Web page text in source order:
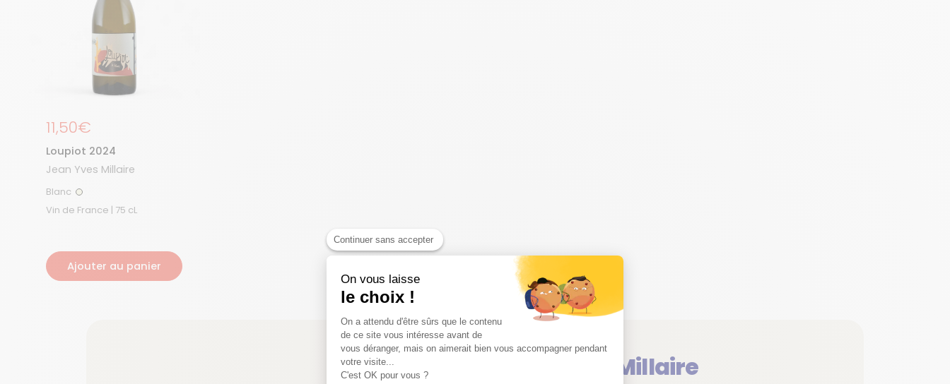
Continuer sans accepter
On vous laisse
le choix !
On a attendu d'être sûrs que le contenu
de ce site vous intéresse avant de
vous déranger, mais on aimerait bien vous accompagner pendant
votre visite...
C'est OK pour vous ?
Prix régulier
11,50€
Loupiot 2024
Jean Yves Millaire
Blanc Blanc
Vin de France | 75 cL
Ajouter au panier
Jean Yves Millaire